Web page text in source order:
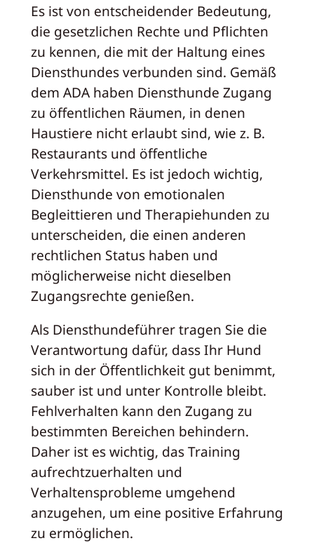
Es ist von entscheidender Bedeutung,
die gesetzlichen Rechte und Pflichten
zu kennen, die mit der Haltung eines
Diensthundes verbunden sind. Gemäß
dem ADA haben Diensthunde Zugang
zu öffentlichen Räumen, in denen
Haustiere nicht erlaubt sind, wie z. B.
Restaurants und öffentliche
Verkehrsmittel. Es ist jedoch wichtig,
Diensthunde von emotionalen
Begleittieren und Therapiehunden zu
unterscheiden, die einen anderen
rechtlichen Status haben und
möglicherweise nicht dieselben
Zugangsrechte genießen.
Als Diensthundeführer tragen Sie die
Verantwortung dafür, dass Ihr Hund
sich in der Öffentlichkeit gut benimmt,
sauber ist und unter Kontrolle bleibt.
Fehlverhalten kann den Zugang zu
bestimmten Bereichen behindern.
Daher ist es wichtig, das Training
aufrechtzuerhalten und
Verhaltensprobleme umgehend
anzugehen, um eine positive Erfahrung
zu ermöglichen.